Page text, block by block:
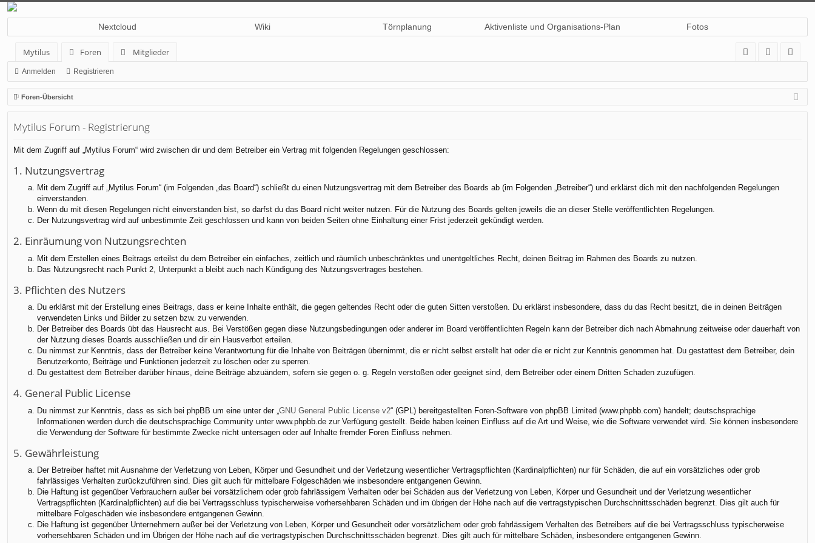
Nextcloud Wiki Törnplanung Aktivenliste und Organisations-Plan Fotos
Mytilus Foren
Mitglieder
Q
m
el
ist
rie
Anmelden Registrieren
Foren-Übersicht
Mytilus Forum - Registrierung
Mit dem Zugriff auf „Mytilus Forum“ wird zwischen dir und dem Betreiber ein Vertrag mit folgenden Regelungen geschlossen:
1. Nutzungsvertrag
Mit dem Zugriff auf „Mytilus Forum“ (im Folgenden „das Board“) schließt du einen Nutzungsvertrag mit dem Betreiber des Boards ab (im Folgenden „Betreiber“) und erklärst dich mit den nachfolgenden Regelungen
einverstanden.
Wenn du mit diesen Regelungen nicht einverstanden bist, so darfst du das Board nicht weiter nutzen. Für die Nutzung des Boards gelten jeweils die an dieser Stelle veröffentlichten Regelungen.
Der Nutzungsvertrag wird auf unbestimmte Zeit geschlossen und kann von beiden Seiten ohne Einhaltung einer Frist jederzeit gekündigt werden.
2. Einräumung von Nutzungsrechten
Mit dem Erstellen eines Beitrags erteilst du dem Betreiber ein einfaches, zeitlich und räumlich unbeschränktes und unentgeltliches Recht, deinen Beitrag im Rahmen des Boards zu nutzen.
Das Nutzungsrecht nach Punkt 2, Unterpunkt a bleibt auch nach Kündigung des Nutzungsvertrages bestehen.
3. Pflichten des Nutzers
Du erklärst mit der Erstellung eines Beitrags, dass er keine Inhalte enthält, die gegen geltendes Recht oder die guten Sitten verstoßen. Du erklärst insbesondere, dass du das Recht besitzt, die in deinen Beiträgen
verwendeten Links und Bilder zu setzen bzw. zu verwenden.
Der Betreiber des Boards übt das Hausrecht aus. Bei Verstößen gegen diese Nutzungsbedingungen oder anderer im Board veröffentlichten Regeln kann der Betreiber dich nach Abmahnung zeitweise oder dauerhaft von
der Nutzung dieses Boards ausschließen und dir ein Hausverbot erteilen.
Du nimmst zur Kenntnis, dass der Betreiber keine Verantwortung für die Inhalte von Beiträgen übernimmt, die er nicht selbst erstellt hat oder die er nicht zur Kenntnis genommen hat. Du gestattest dem Betreiber, dein
Benutzerkonto, Beiträge und Funktionen jederzeit zu löschen oder zu sperren.
Du gestattest dem Betreiber darüber hinaus, deine Beiträge abzuändern, sofern sie gegen o. g. Regeln verstoßen oder geeignet sind, dem Betreiber oder einem Dritten Schaden zuzufügen.
4. General Public License
Du nimmst zur Kenntnis, dass es sich bei phpBB um eine unter der „ GNU General Public License v2“ (GPL) bereitgestellten Foren-Software von phpBB Limited (www.phpbb.com) handelt; deutschsprachige
Informationen werden durch die deutschsprachige Community unter www.phpbb.de zur Verfügung gestellt. Beide haben keinen Einfluss auf die Art und Weise, wie die Software verwendet wird. Sie können insbesondere
die Verwendung der Software für bestimmte Zwecke nicht untersagen oder auf Inhalte fremder Foren Einfluss nehmen.
5. Gewährleistung
Der Betreiber haftet mit Ausnahme der Verletzung von Leben, Körper und Gesundheit und der Verletzung wesentlicher Vertragspflichten (Kardinalpflichten) nur für Schäden, die auf ein vorsätzliches oder grob
fahrlässiges Verhalten zurückzuführen sind. Dies gilt auch für mittelbare Folgeschäden wie insbesondere entgangenen Gewinn.
Die Haftung ist gegenüber Verbrauchern außer bei vorsätzlichem oder grob fahrlässigem Verhalten oder bei Schäden aus der Verletzung von Leben, Körper und Gesundheit und der Verletzung wesentlicher
Vertragspflichten (Kardinalpflichten) auf die bei Vertragsschluss typischerweise vorhersehbaren Schäden und im übrigen der Höhe nach auf die vertragstypischen Durchschnittsschäden begrenzt. Dies gilt auch für
mittelbare Folgeschäden wie insbesondere entgangenen Gewinn.
Die Haftung ist gegenüber Unternehmern außer bei der Verletzung von Leben, Körper und Gesundheit oder vorsätzlichem oder grob fahrlässigem Verhalten des Betreibers auf die bei Vertragsschluss typischerweise
vorhersehbaren Schäden und im Übrigen der Höhe nach auf die vertragstypischen Durchschnittsschäden begrenzt. Dies gilt auch für mittelbare Schäden, insbesondere entgangenen Gewinn.